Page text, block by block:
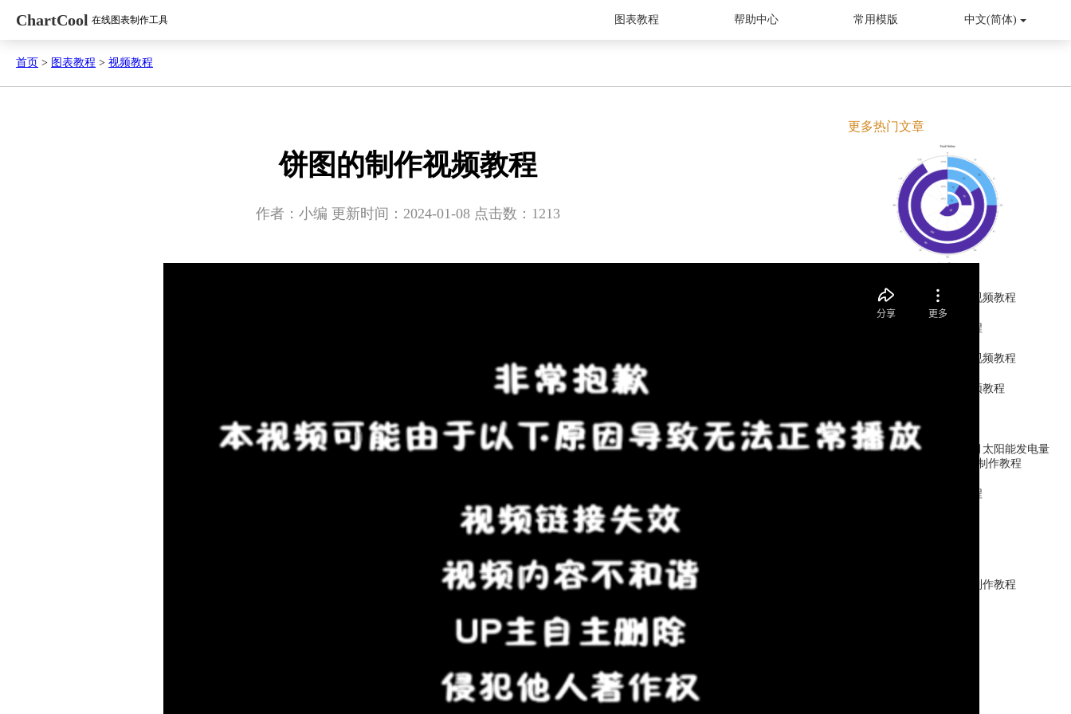
ChartCool 在线图表制作工具 图表教程 帮助中心 常用模版 中文(简体)
首页 > 图表教程 > 视频教程
饼图的制作视频教程
作者：小编 更新时间：2024-01-08 点击数： 1213
更多热门文章
省级地图统计的制作视频教程
桑基图的制作视频教程
平行坐标图图表制作视频教程
散点图的图表制作视频教程
饼图的制作视频教程
2022年全国各地区10月太阳能发电量
｜ChartCool统计地图表制作教程
漏斗图的制作视频教程
柱形图与统计地图的制作教程